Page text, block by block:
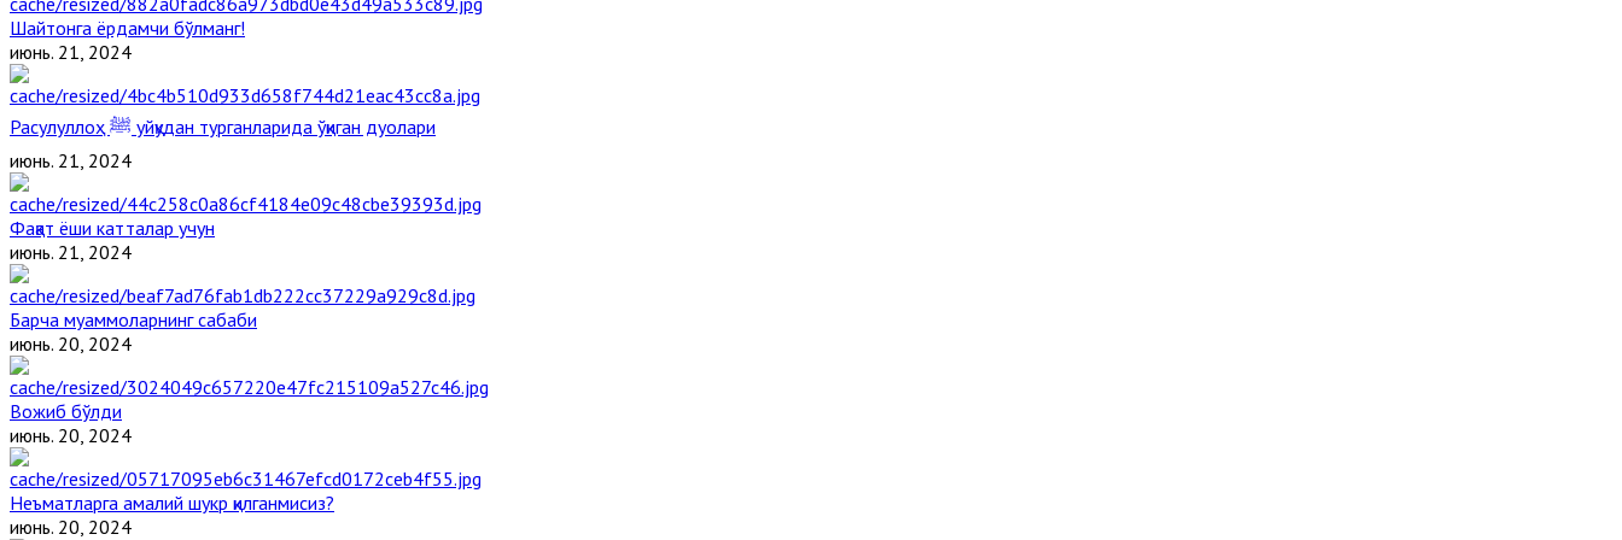
Шайтонга ёрдамчи бўлманг!
июнь. 21, 2024
Расулуллоҳ ﷺ уйқудан турганларида ўқиган дуолари
июнь. 21, 2024
Фақат ёши катталар учун
июнь. 21, 2024
Барча муаммоларнинг сабаби
июнь. 20, 2024
Вожиб бўлди
июнь. 20, 2024
Неъматларга амалий шукр қилганмисиз?
июнь. 20, 2024